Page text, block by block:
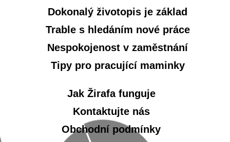
Dokonalý životopis je základ
Trable s hledáním nové práce
Nespokojenost v zaměstnání
Tipy pro pracující maminky
Jak Žirafa funguje
Kontaktujte nás
Obchodní podmínky